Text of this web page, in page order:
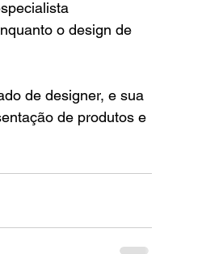
o design de
de designer, e sua
de produtos e